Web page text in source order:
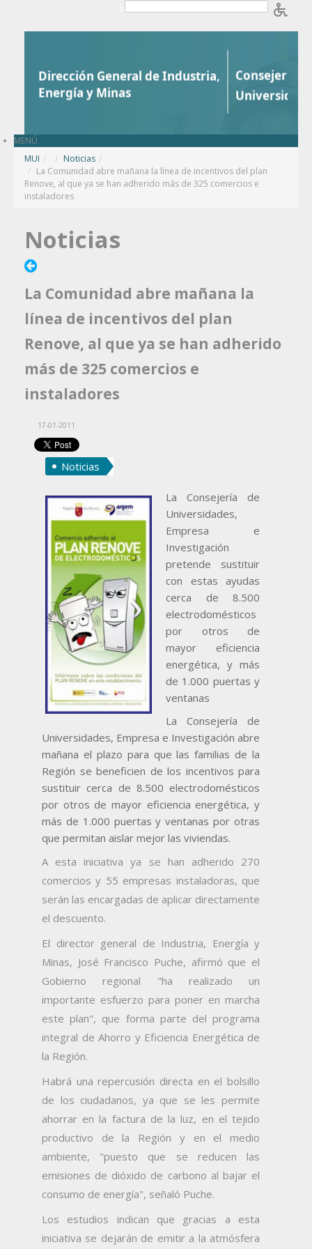
MENÚ
MUI / Noticias /
La Comunidad abre mañana la línea de incentivos del plan
Renove, al que ya se han adherido más de 325 comercios e
instaladores
Noticias
La Comunidad abre mañana la
línea de incentivos del plan
Renove, al que ya se han adherido
más de 325 comercios e
instaladores
17-01-2011
Noticias
La Consejería de
Universidades,
Empresa e
Investigación
pretende sustituir
con estas ayudas
cerca de 8.500
electrodomésticos
por otros de
mayor eficiencia
energética, y más
de 1.000 puertas y
ventanas
La Consejería de
Universidades, Empresa e Investigación abre
mañana el plazo para que las familias de la
Región se beneficien de los incentivos para
sustituir cerca de 8.500 electrodomésticos
por otros de mayor eficiencia energética, y
más de 1.000 puertas y ventanas por otras
que permitan aislar mejor las viviendas.
A esta iniciativa ya se han adherido 270
comercios y 55 empresas instaladoras, que
serán las encargadas de aplicar directamente
el descuento.
El director general de Industria, Energía y
Minas, José Francisco Puche, afirmó que el
Gobierno regional "ha realizado un
importante esfuerzo para poner en marcha
este plan", que forma parte del programa
integral de Ahorro y Eficiencia Energética de
la Región.
Habrá una repercusión directa en el bolsillo
de los ciudadanos, ya que se les permite
ahorrar en la factura de la luz, en el tejido
productivo de la Región y en el medio
ambiente, "puesto que se reducen las
emisiones de dióxido de carbono al bajar el
consumo de energía", señaló Puche.
Los estudios indican que gracias a esta
iniciativa se dejarán de emitir a la atmósfera